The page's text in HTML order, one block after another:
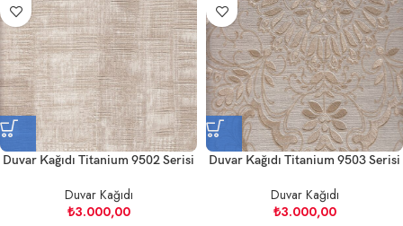
Duvar Kağıdı Titanium 9502 Serisi
Duvar Kağıdı
₺3.000,00
Duvar Kağıdı Titanium 9503 Serisi
Duvar Kağıdı
₺3.000,00